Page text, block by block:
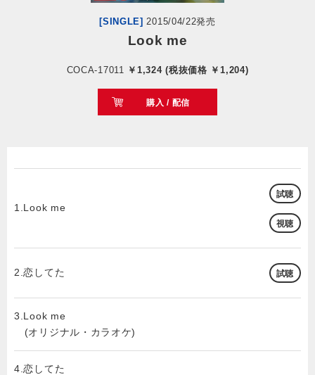
閉じる
[SINGLE] 2015/04/22発売
Look me
COCA-17011 ￥1,324 (税抜価格 ￥1,204)
購入 / 配信
1.Look me
試聴
視聴
2.恋してた 試聴
3.Look me
(オリジナル・カラオケ)
4.恋してた